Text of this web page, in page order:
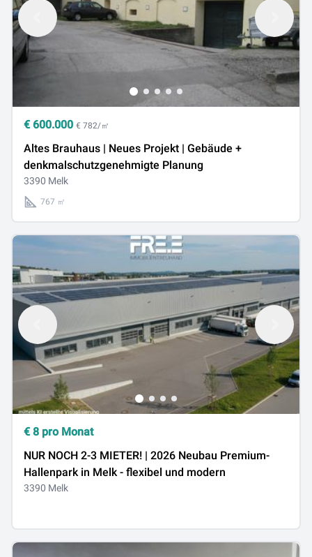
€ 600.000 € 782/㎡
Altes Brauhaus | Neues Projekt | Gebäude +
denkmalschutzgenehmigte Planung
3390 Melk
767 ㎡
€ 8 pro Monat
NUR NOCH 2-3 MIETER! | 2026 Neubau Premium-
Hallenpark in Melk - flexibel und modern
3390 Melk